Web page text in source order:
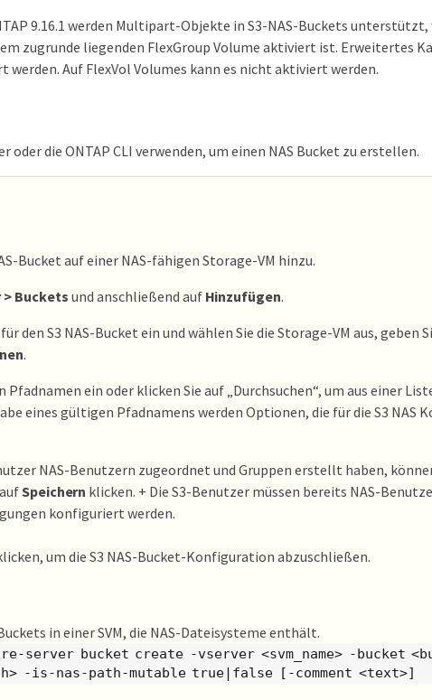
9.16.1 werden Multipart-Objekte in S3-NAS-Buckets unterstützt,
zugrunde liegenden FlexGroup Volume aktiviert ist. Erweitertes
werden. Auf FlexVol Volumes kann es nicht aktiviert werden.
oder die ONTAP CLI verwenden, um einen NAS Bucket zu erstellen.
Bucket auf einer NAS-fähigen Storage-VM hinzu.
> Bucketsund anschließend auf Hinzufügen.
den S3 NAS-Bucket ein und wählen Sie die Storage-VM aus, geben
.
Pfadnamen ein oder klicken Sie auf „Durchsuchen“, um aus einer
eines gültigen Pfadnamens werden Optionen, die für die S3
NAS-Benutzern zugeordnet und Gruppen erstellt haben,
Speichern klicken. + Die S3-Benutzer müssen bereits NAS-
konfiguriert werden.
um die S3 NAS-Bucket-Konfiguration abzuschließen.
in einer SVM, die NAS-Dateisysteme enthält.
server bucket create -vserver <svm_name> -bucket
-is-nas-path-mutable true|false [-comment <text>]